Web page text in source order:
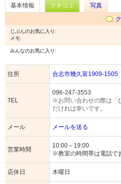
基本情報 クチコミ
写真
じぶんのお気に入り:
メモ:
みんなのお気に入り:
住所 合志市幾久富1909-1505
TEL
096-247-3553
※お問い合わせの際は「
だければ幸いです。
メール メールを送る
営業時間
10:00～19:00
※教室の時間帯は電話で
店休日 木曜日